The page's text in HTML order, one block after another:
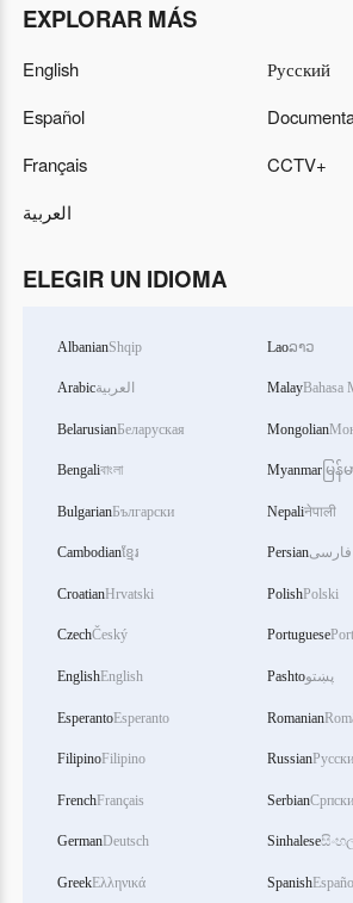
EXPLORAR MÁS
English
Español
Français
العربية
Русский
CCTV+
ELEGIR UN IDIOMA
AlbanianShqip
Arabicالعربية
BelarusianБеларуская
Bengaliবাংলা
BulgarianБългарски
Cambodianខ្មែរ
CroatianHrvatski
CzechČeský
EnglishEnglish
EsperantoEsperanto
FilipinoFilipino
FrenchFrançais
GermanDeutsch
GreekΕλληνικά
Laoລາວ
MalayBahasa
Mongolian
Myanmar မြ
Nepaliनेपाली
Persianفارسی
PolishPolski
Portuguese
Pashtoپښتو
Romanian
Russian
SerbianСрпски
Sinhalese
Spanish